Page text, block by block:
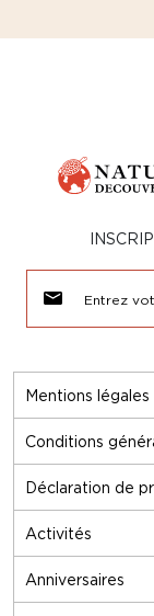
Mentions légales
Conditions
Déclaration de
Activités
Anniversaires